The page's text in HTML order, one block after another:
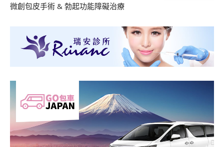
微創包皮手術 & 勃起功能障礙治療